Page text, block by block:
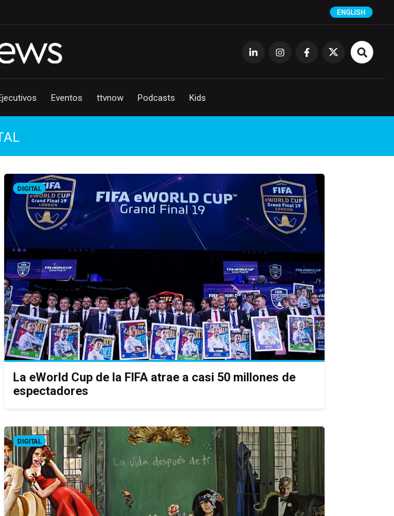
ENGLISH
Eventos ttvnow Podcasts Kids
DIGITAL
La eWorld Cup de la FIFA atrae a casi 50 millones de
espectadores
DIGITAL